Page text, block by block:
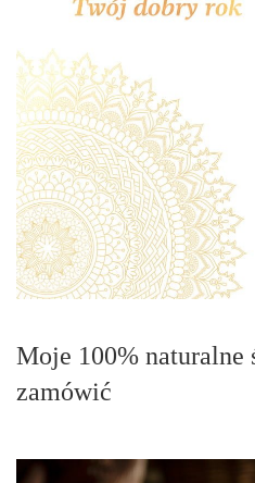
Moje 100% naturalne
zamówić